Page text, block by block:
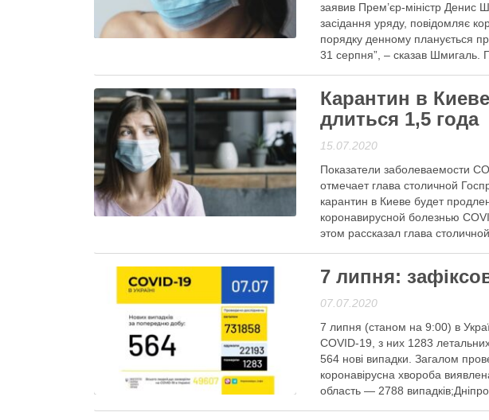
Анонси
заявив Прем’єр-міністр Денис
засідання уряду, повідомляє
порядку денному планується
31 серпня”, – сказав Шмигаль.
Читати далі
Анонси
Карантин в
длиться 1,5 года
15.07.2020
Показатели заболеваемости
отмечает глава столичной
карантин в Киеве будет
коронавирусной болезнью
этом рассказал глава
Читати далі
Гаряча тема
7 липня:
07.07.2020
7 липня (станом на 9:00) в
COVID-19, з них 1283
564 нові випадки. Загалом
коронавірусна хвороба
область — 2788